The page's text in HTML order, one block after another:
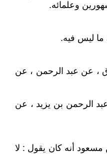
ما ليس فيه.
، عن عبد الرحمن ، عن
الرحمن بن يزيد ، عن
أنه كان يقول : لا